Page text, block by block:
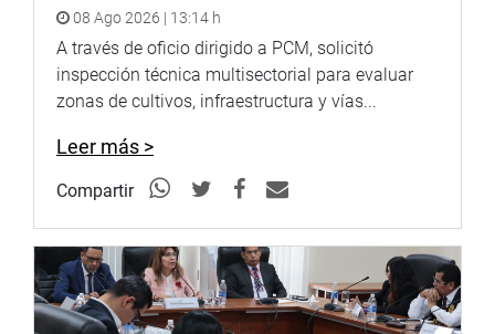
08 Ago 2026 | 13:14 h
A través de oficio dirigido a PCM, solicitó
inspección técnica multisectorial para evaluar
zonas de cultivos, infraestructura y vías...
Leer más >
Compartir